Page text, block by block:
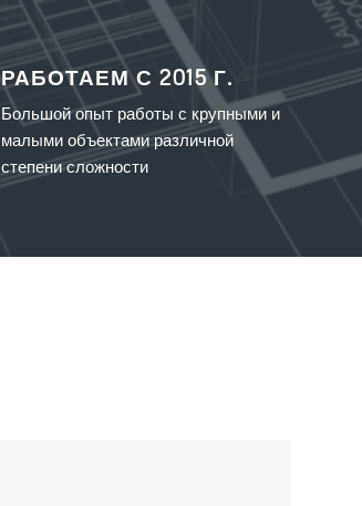
РАБОТАЕМ С 2015 Г.
Большой опыт работы с крупными и
малыми объектами различной
степени сложности